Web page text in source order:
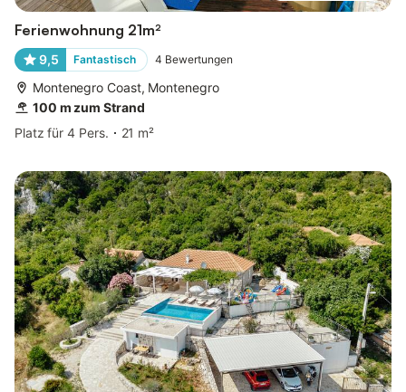
Ferienwohnung 21m²
9,5 Fantastisch 4 Bewertungen
Montenegro Coast, Montenegro
100 m zum Strand
Platz für 4 Pers.
21 m²